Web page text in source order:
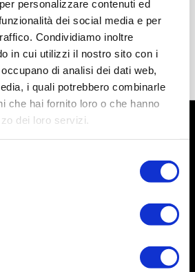
personalizzare contenuti ed
dei social media e per
Condividiamo inoltre
in cui utilizzi il nostro sito con i
di analisi dei dati web,
i quali potrebbero combinarle
che hai fornito loro o che hanno
dei loro servizi.